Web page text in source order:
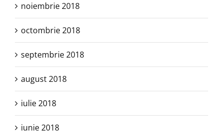
noiembrie 2018
octombrie 2018
septembrie 2018
august 2018
iulie 2018
iunie 2018